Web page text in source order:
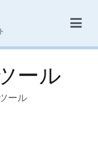
ール
ール